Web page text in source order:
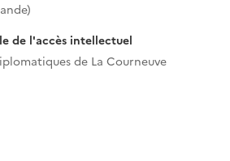
de l'accès intellectuel
de La Courneuve